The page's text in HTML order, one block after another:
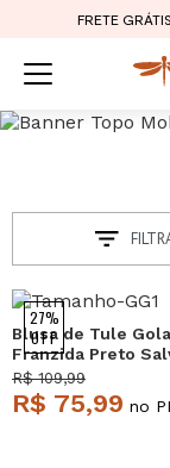
FRETE
27%
OFF
Blusa de Tule
Franzida Preto
R$ 109,99
R$ 75,99 no